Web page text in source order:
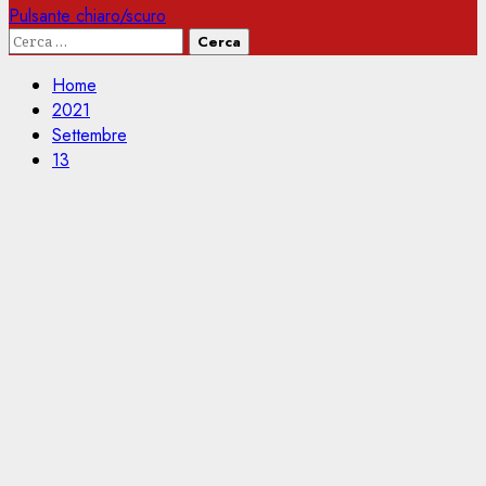
Pulsante chiaro/scuro
Ricerca
Home
2021
Settembre
13